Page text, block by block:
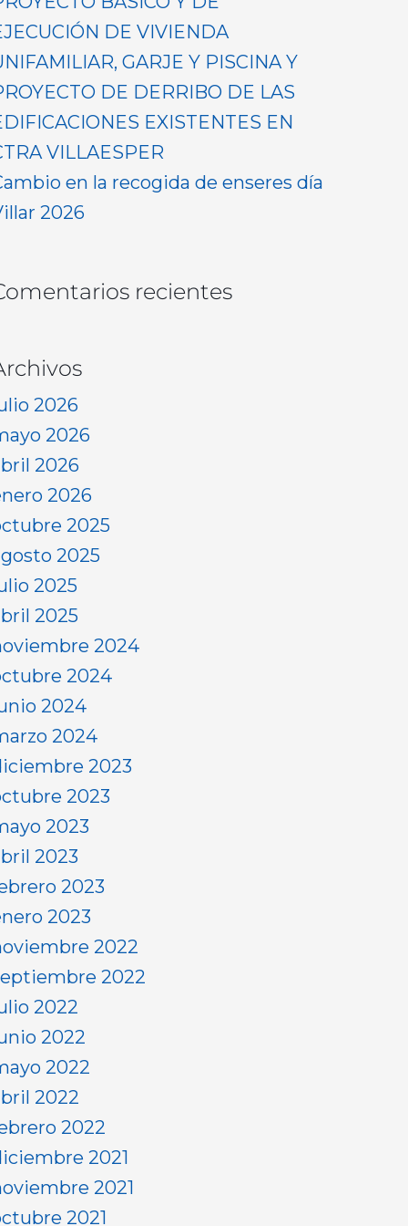
DE VIVIENDA
GARJE Y PISCINA Y
DE DERRIBO DE LAS
EXISTENTES EN
VILLAESPER
en la recogida de enseres día
2026
recientes
2026
2026
2026
2026
2025
2025
2025
2025
2024
2024
2024
2024
2023
2023
2023
2023
2023
2023
2022
2022
2022
2022
2022
2022
2022
2021
2021
2021